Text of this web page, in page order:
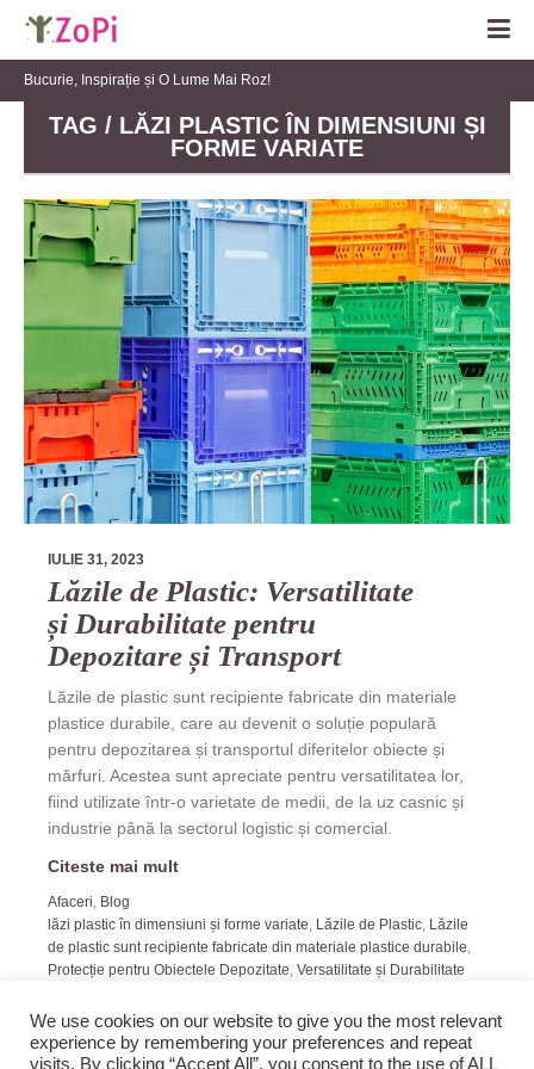
Bucurie, Inspirație și O Lume Mai Roz!
TAG / LĂZI PLASTIC ÎN DIMENSIUNI ȘI
FORME VARIATE
IULIE 31, 2023
Lăzile de Plastic: Versatilitate
și Durabilitate pentru
Depozitare și Transport
Lăzile de plastic sunt recipiente fabricate din materiale
plastice durabile, care au devenit o soluție populară
pentru depozitarea și transportul diferitelor obiecte și
mărfuri. Acestea sunt apreciate pentru versatilitatea lor,
fiind utilizate într-o varietate de medii, de la uz casnic și
industrie până la sectorul logistic și comercial.
Citeste mai mult
Afaceri, Blog
lăzi plastic în dimensiuni și forme variate, Lăzile de Plastic, Lăzile
de plastic sunt recipiente fabricate din materiale plastice durabile,
Protecție pentru Obiectele Depozitate, Versatilitate și Durabilitate
We use cookies on our website to give you the most relevant
experience by remembering your preferences and repeat
visits. By clicking “Accept All”, you consent to the use of ALL